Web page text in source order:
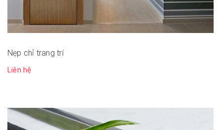
Nẹp chỉ trang trí
Liên hệ